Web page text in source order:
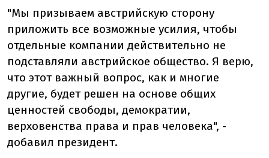
"Мы призываем австрийскую сторону
приложить все возможные усилия, чтобы
отдельные компании действительно не
подставляли австрийское общество. Я верю,
что этот важный вопрос, как и многие
другие, будет решен на основе общих
ценностей свободы, демократии,
верховенства права и прав человека", -
добавил президент.